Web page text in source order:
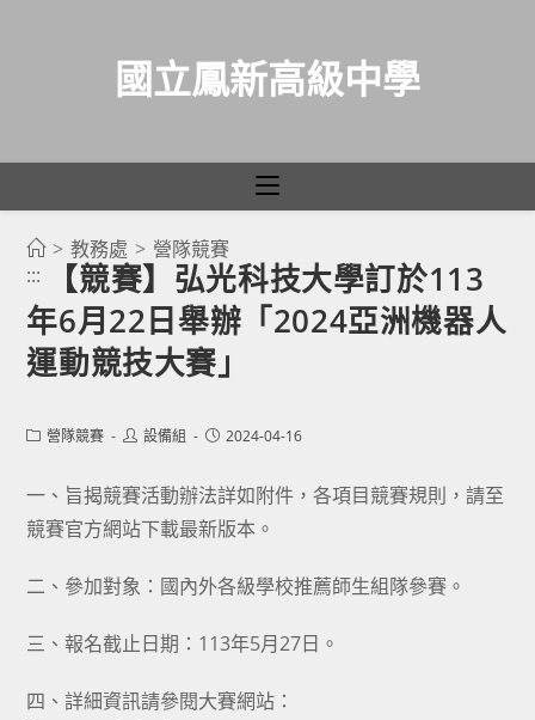
國立鳳新高級中學
> 教務處 > 營隊競賽
:::
【競賽】弘光科技大學訂於113
年6月22日舉辦「2024亞洲機器人
運動競技大賽」
Post營隊競賽
Post設備組
Post2024-04-16
一、旨揭競賽活動辦法詳如附件，各項目競賽規則，請至
競賽官方網站下載最新版本。
二、參加對象：國內外各級學校推薦師生組隊參賽。
三、報名截止日期：113年5月27日。
四、詳細資訊請參閱大賽網站：